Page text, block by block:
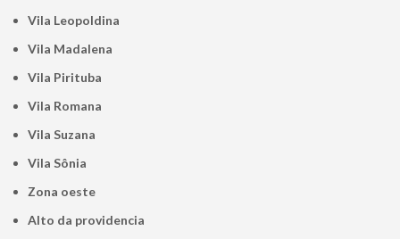
Vila Leopoldina
Vila Madalena
Vila Pirituba
Vila Romana
Vila Suzana
Vila Sônia
Zona oeste
alto da providencia